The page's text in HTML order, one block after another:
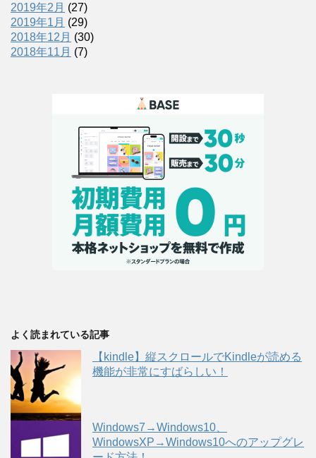
2019年2月 (27)
2019年1月 (29)
2018年12月 (30)
2018年11月 (7)
よく読まれている記事
【kindle】縦スクロールでKindleが読める
機能が非常にすばらしい！
Windows7→Windows10、
WindowsXP→Windows10へのアップグレ